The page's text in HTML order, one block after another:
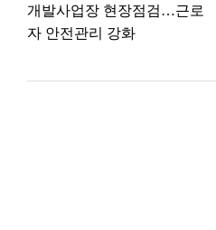
개발사업장 현장점검…근로
자 안전관리 강화